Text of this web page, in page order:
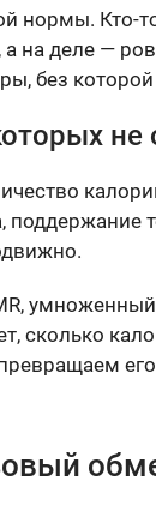
нормы. Кто-
на деле —
без
не
сколько